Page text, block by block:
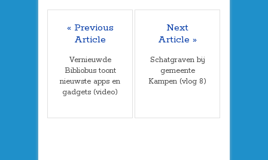
« Previous
Article
Vernieuwde
Bibliobus toont
nieuwste apps en
gadgets (video)
Next
Article »
Schatgraven bij
gemeente
Kampen (vlog 8)